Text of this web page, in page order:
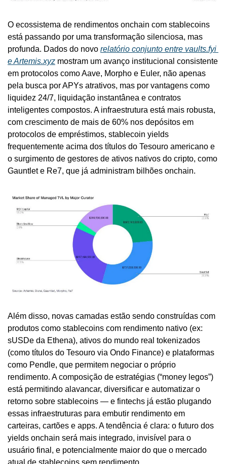
O ecossistema de rendimentos onchain com stablecoins
está passando por uma transformação silenciosa, mas
profunda. Dados do novo relatório conjunto entre vaults.fyi
e Artemis.xyz mostram um avanço institucional consistente
em protocolos como Aave, Morpho e Euler, não apenas
pela busca por APYs atrativos, mas por vantagens como
liquidez 24/7, liquidação instantânea e contratos
inteligentes compostos. A infraestrutura está mais robusta,
com crescimento de mais de 60% nos depósitos em
protocolos de empréstimos, stablecoin yields
frequentemente acima dos títulos do Tesouro americano e
o surgimento de gestores de ativos nativos do cripto, como
Gauntlet e Re7, que já administram bilhões onchain.
Além disso, novas camadas estão sendo construídas com
produtos como stablecoins com rendimento nativo (ex:
sUSDe da Ethena), ativos do mundo real tokenizados
(como títulos do Tesouro via Ondo Finance) e plataformas
como Pendle, que permitem negociar o próprio
rendimento. A composição de estratégias (“money legos”)
está permitindo alavancar, diversificar e automatizar o
retorno sobre stablecoins — e fintechs já estão plugando
essas infraestruturas para embutir rendimento em
carteiras, cartões e apps. A tendência é clara: o futuro dos
yields onchain será mais integrado, invisível para o
usuário final, e potencialmente maior do que o mercado
atual de stablecoins sem rendimento.